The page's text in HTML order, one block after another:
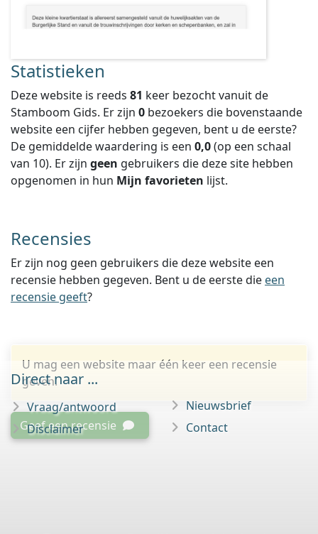
Statistieken
Deze website is reeds 81 keer bezocht vanuit de
Stamboom Gids. Er zijn 0 bezoekers die bovenstaande
website een cijfer hebben gegeven, bent u de eerste?
De gemiddelde waardering is een 0,0(op een schaal
van 10). Er zijn geen gebruikers die deze site hebben
opgenomen in hun Mijn favorieten lijst.
Recensies
Er zijn nog geen gebruikers die deze website een
recensie hebben gegeven. Bent u de eerste die een
recensie geeft?
U mag een website maar één keer een recensie
geven.
Geef een recensie
Direct naar ...
Vraag/antwoord
Disclaimer
Nieuwsbrief
Contact